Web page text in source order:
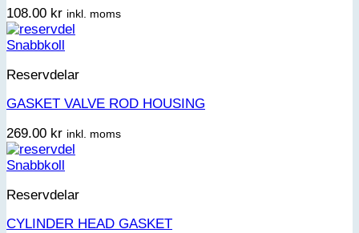
108.00 kr inkl. moms
Snabbkoll
Reservdelar
GASKET VALVE ROD HOUSING
269.00 kr inkl. moms
Snabbkoll
Reservdelar
CYLINDER HEAD GASKET